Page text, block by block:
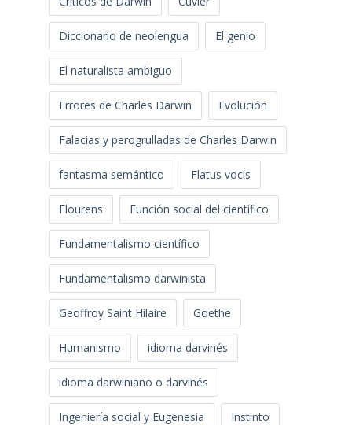
Diccionario de neolengua El genio
El naturalista ambiguo
Errores de Charles Darwin Evolución
Falacias y perogrulladas de Charles Darwin
fantasma semántico Flatus vocis
Flourens Función social del científico
Fundamentalismo científico
Fundamentalismo darwinista
Geoffroy Saint Hilaire Goethe
Humanismo idioma darvinés
idioma darwiniano o darvinés
Ingeniería social y Eugenesia Instinto